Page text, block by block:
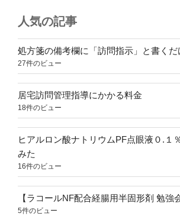
人気の記事
処方箋の備考欄に「訪問指示」と書くだ
27件のビュー
居宅訪問管理指導にかかる料金
18件のビュー
ヒアルロン酸ナトリウムPF点眼液０.１
みた
16件のビュー
【ラコールNF配合経腸用半固形剤 勉強
5件のビュー